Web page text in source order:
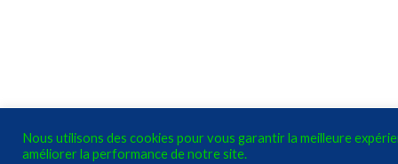
Nous utilisons des cookies pour vous garantir la meilleure
améliorer la performance de notre site.